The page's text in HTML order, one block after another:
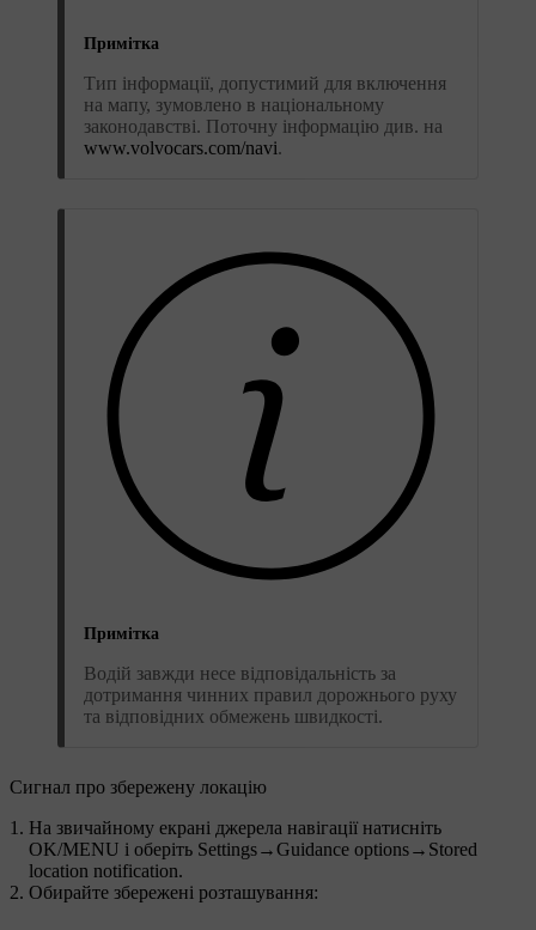
Примітка
Тип інформації, допустимий для включення
на мапу, зумовлено в національному
законодавстві. Поточну інформацію див. на
www.volvocars.com/navi.
Примітка
Водій завжди несе відповідальність за
дотримання чинних правил дорожнього руху
та відповідних обмежень швидкості.
Сигнал про збережену локацію
На звичайному екрані джерела навігації натисніть
OK/MENU і оберіть Settings→Guidance options→ Stored
location notification.
Обирайте збережені розташування: